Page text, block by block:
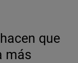
que
más